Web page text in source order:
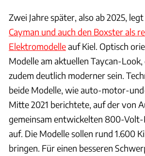
Zwei Jahre später, also ab 2025,
Cayman und auch den Boxster als
Elektromodelleauf Kiel. Optisch
Modelle am aktuellen Taycan-
zudem deutlich moderner sein.
beide Modelle, wie auto-motor-
Mitte 2021 berichtete, auf der von
gemeinsam entwickelten 800-
auf. Die Modelle sollen rund 1.600
bringen. Für einen besseren